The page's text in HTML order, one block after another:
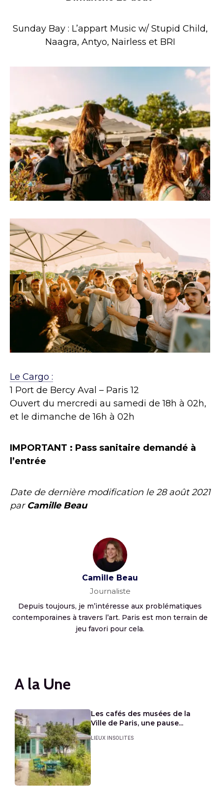
Sunday Bay : L’appart Music w/ Stupid Child,
Naagra, Antyo, Nairless et BRI
Le Cargo :
1 Port de Bercy Aval – Paris 12
Ouvert du mercredi au samedi de 18h à 02h,
et le dimanche de 16h à 02h
IMPORTANT : Pass sanitaire demandé à
l’entrée
Date de dernière modification le28 août 2021
par Camille Beau
Camille Beau
Journaliste
Depuis toujours, je m’intéresse aux problématiques
contemporaines à travers l’art. Paris est mon terrain de
jeu favori pour cela.
A la Une
Les cafés des musées de la
Ville de Paris, une pause...
LIEUX INSOLITES